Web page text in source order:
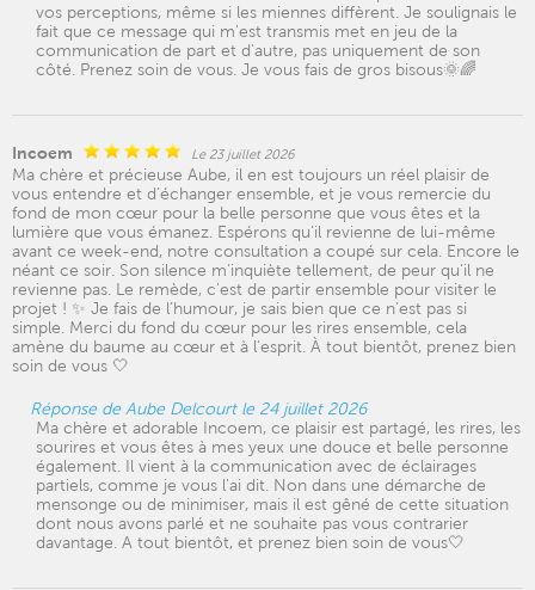
vos perceptions, même si les miennes diffèrent. Je soulignais le
fait que ce message qui m'est transmis met en jeu de la
communication de part et d'autre, pas uniquement de son
côté. Prenez soin de vous. Je vous fais de gros bisous🌞🌈
Incoem Le 23 juillet 2026
Ma chère et précieuse Aube, il en est toujours un réel plaisir de
vous entendre et d’échanger ensemble, et je vous remercie du
fond de mon cœur pour la belle personne que vous êtes et la
lumière que vous émanez. Espérons qu’il revienne de lui-même
avant ce week-end, notre consultation a coupé sur cela. Encore le
néant ce soir. Son silence m’inquiète tellement, de peur qu’il ne
revienne pas. Le remède, c’est de partir ensemble pour visiter le
projet ! ✨ Je fais de l’humour, je sais bien que ce n’est pas si
simple. Merci du fond du cœur pour les rires ensemble, cela
amène du baume au cœur et à l’esprit. À tout bientôt, prenez bien
soin de vous 🤍
Réponse de Aube Delcourt le 24 juillet 2026
Ma chère et adorable Incoem, ce plaisir est partagé, les rires, les
sourires et vous êtes à mes yeux une douce et belle personne
également. Il vient à la communication avec de éclairages
partiels, comme je vous l'ai dit. Non dans une démarche de
mensonge ou de minimiser, mais il est gêné de cette situation
dont nous avons parlé et ne souhaite pas vous contrarier
davantage. A tout bientôt, et prenez bien soin de vous🤍